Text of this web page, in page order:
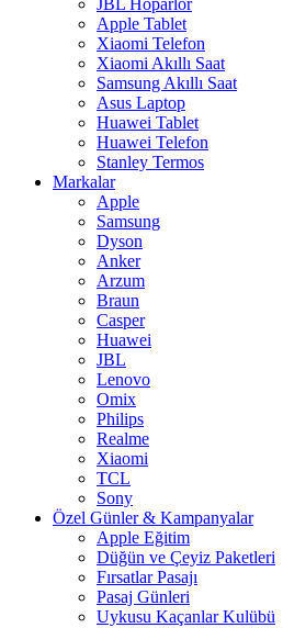
JBL Hoparlör
Apple Tablet
Xiaomi Telefon
Xiaomi Akıllı Saat
Samsung Akıllı Saat
Asus Laptop
Huawei Tablet
Huawei Telefon
Stanley Termos
Markalar
Apple
Samsung
Dyson
Anker
Arzum
Braun
Casper
Huawei
JBL
Lenovo
Omix
Philips
Realme
Xiaomi
TCL
Sony
Özel Günler & Kampanyalar
Apple Eğitim
Düğün ve Çeyiz Paketleri
Fırsatlar Pasajı
Pasaj Günleri
Uykusu Kaçanlar Kulübü